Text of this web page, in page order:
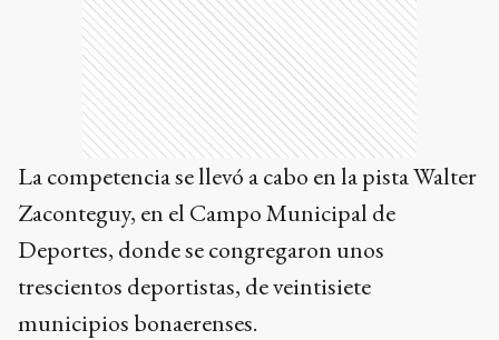
La competencia se llevó a cabo en la pista Walter
Zaconteguy, en el Campo Municipal de
Deportes, donde se congregaron unos
trescientos deportistas, de veintisiete
municipios bonaerenses.